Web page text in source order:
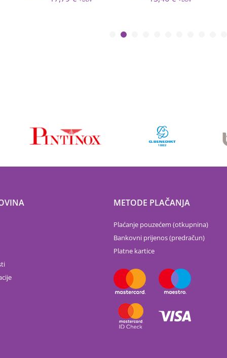
METODE PLAČANJA
Plaćanje pouzećem (otkupnina)
Bankovni prijenos (predračun)
Platne kartice